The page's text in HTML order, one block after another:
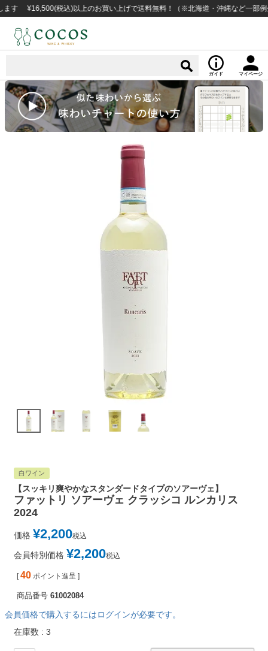
税込)以上のお買い上げで送料無料！（※北海道・沖縄など一部例外地域
ガイド マイページ
白ワイン
【スッキリ爽やかなスタンダードタイプのソアーヴェ】
ファットリ ソアーヴェ クラッシコ ルンカリス
2024
価格 ¥2,200税込
会員特別価格 ¥2,200税込
[ 40 ポイント進呈 ]
商品番号 61002084
会員価格で購入するにはログインが必要です。
在庫数
3